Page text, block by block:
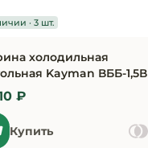
холодильная
Kayman ВББ-1,5В
· 3 шт.
₽
Купить